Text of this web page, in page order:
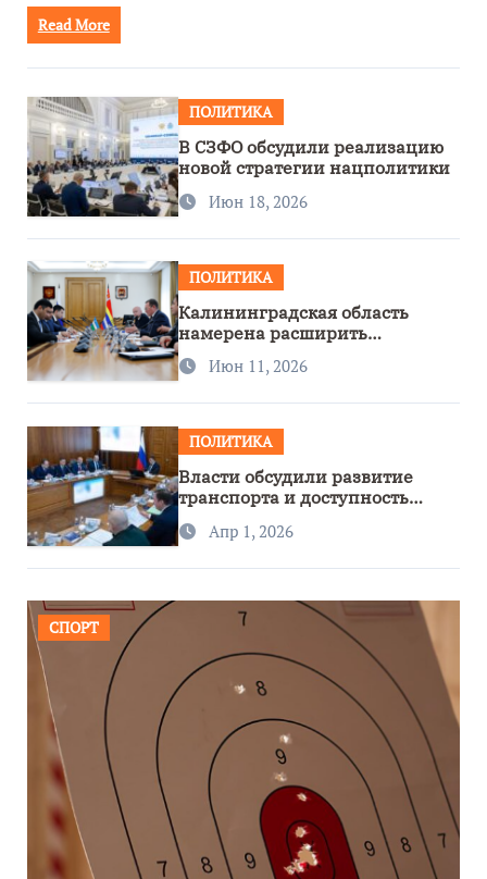
Read More
ПОЛИТИКА
В СЗФО обсудили реализацию
новой стратегии нацполитики
Июн 18, 2026
ПОЛИТИКА
Калининградская область
намерена расширить
сотрудничество с Узбекистаном
Июн 11, 2026
ПОЛИТИКА
Власти обсудили развитие
транспорта и доступность
региона
Апр 1, 2026
СПОРТ